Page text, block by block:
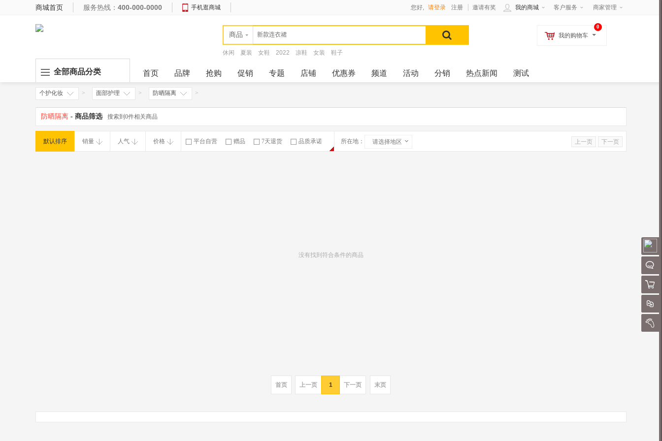
聊
购物
对
我的
商城首页 服务热线： 400-000-0000 手机逛商城 客户服务 商家管理
我的商城
您好, 请登录 注册 邀请有奖
商品
休闲 夏装 女鞋 2022 凉鞋 女装 鞋子
0
我的购物车
全部商品分类 首页 品牌 抢购 促销 专题 店铺 优惠券 频道 活动 分销 热点新闻 测试
个护化妆 > 面部护理 > 防晒隔离 >
防晒隔离 - 商品筛选 搜索到0件相关商品
上一页 下一页
默认排序 销量 人气 价格 平台自营 赠品 7天退货 品质承诺 所在地： 请选择地区
没有找到符合条件的商品
首页 上一页 1 下一页 末页